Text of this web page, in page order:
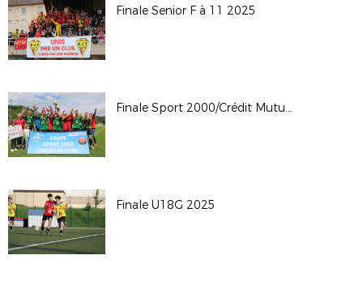
Finale Senior F à 11 2025
Finale Sport 2000/Crédit Mutuel 2025
Finale U18G 2025